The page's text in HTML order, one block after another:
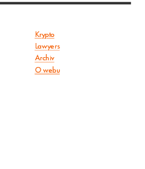
Krypto
Lawyers
Archiv
O webu